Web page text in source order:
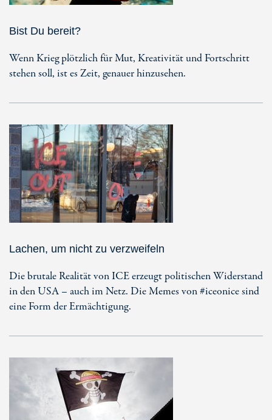
Bist Du bereit?
Wenn Krieg plötzlich für Mut, Kreativität und Fortschritt
stehen soll, ist es Zeit, genauer hinzusehen.
Lachen, um nicht zu verzweifeln
Die brutale Realität von ICE erzeugt politischen Widerstand
in den USA – auch im Netz. Die Memes von #iceonice sind
eine Form der Ermächtigung.